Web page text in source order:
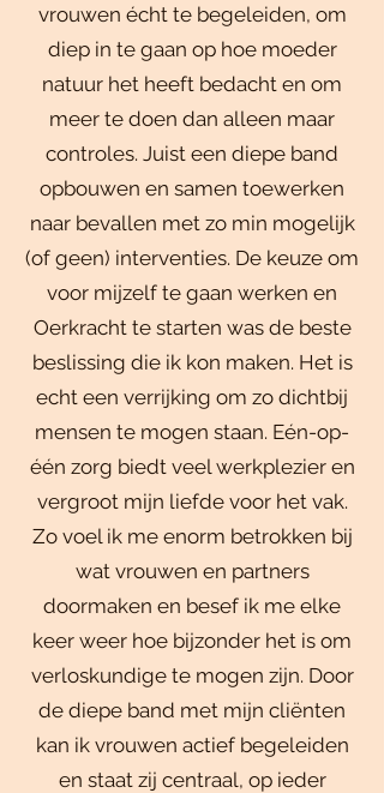
vrouwen écht te begeleiden, om
diep in te gaan op hoe moeder
natuur het heeft bedacht en om
meer te doen dan alleen maar
controles. Juist een diepe band
opbouwen en samen toewerken
naar bevallen met zo min mogelijk
(of geen) interventies. De keuze om
voor mijzelf te gaan werken en
Oerkracht te starten was de beste
beslissing die ik kon maken. Het is
echt een verrijking om zo dichtbij
mensen te mogen staan. Eén-op-
één zorg biedt veel werkplezier en
vergroot mijn liefde voor het vak.
Zo voel ik me enorm betrokken bij
wat vrouwen en partners
doormaken en besef ik me elke
keer weer hoe bijzonder het is om
verloskundige te mogen zijn. Door
de diepe band met mijn cliënten
kan ik vrouwen actief begeleiden
en staat zij centraal, op ieder